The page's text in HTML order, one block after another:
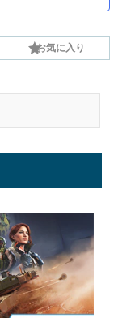
お気に入り